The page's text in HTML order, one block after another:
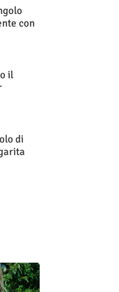
con
il
di